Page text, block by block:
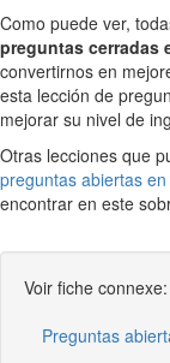
Como puede ver,
preguntas cerradas
convertirnos en
esta lección de
mejorar su nivel de
Otras lecciones que
preguntas abiertas
encontrar en este
Voir fiche connexe:
Preguntas